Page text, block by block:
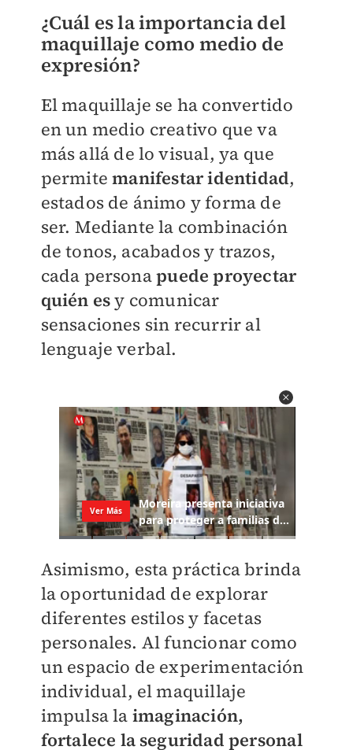
¿Cuál es la importancia del
maquillaje como medio de
expresión?
El maquillaje se ha convertido
en un medio creativo que va
más allá de lo visual, ya que
permite manifestar identidad,
estados de ánimo y forma de
ser. Mediante la combinación
de tonos, acabados y trazos,
cada personapuede proyectar
quién esy comunicar
sensaciones sin recurrir al
lenguaje verbal.
Asimismo, esta práctica brinda
la oportunidad de explorar
diferentes estilos y facetas
personales. Al funcionar como
un espacio de experimentación
individual, el maquillaje
impulsa la imaginación,
fortalece la seguridad personal